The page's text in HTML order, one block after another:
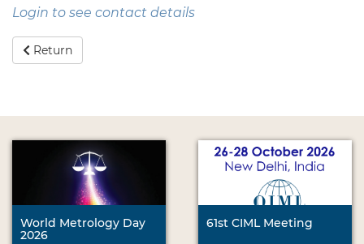
Login to see contact details
Return
World Metrology Day
2026
61st CIML Meeting